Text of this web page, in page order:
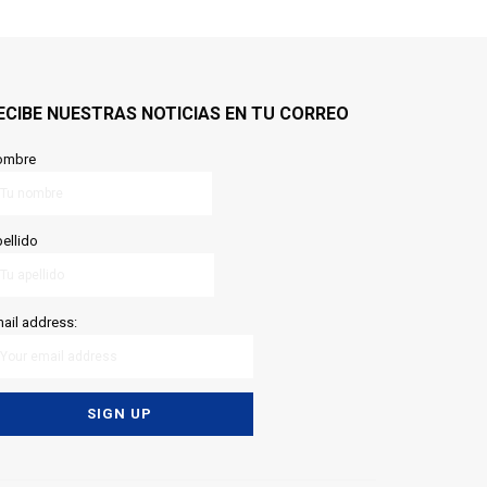
NUESTRAS NOTICIAS EN TU CORREO
address: